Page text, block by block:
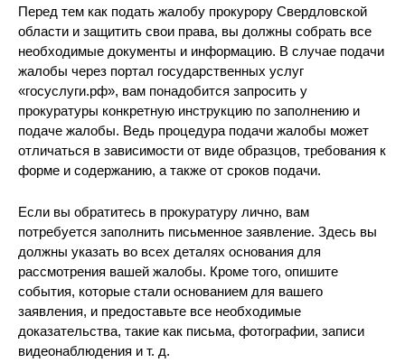
Перед тем как подать жалобу прокурору Свердловской
области и защитить свои права, вы должны собрать все
необходимые документы и информацию. В случае подачи
жалобы через портал государственных услуг
«госуслуги.рф», вам понадобится запросить у
прокуратуры конкретную инструкцию по заполнению и
подаче жалобы. Ведь процедура подачи жалобы может
отличаться в зависимости от виде образцов, требования к
форме и содержанию, а также от сроков подачи.
Если вы обратитесь в прокуратуру лично, вам
потребуется заполнить письменное заявление. Здесь вы
должны указать во всех деталях основания для
рассмотрения вашей жалобы. Кроме того, опишите
события, которые стали основанием для вашего
заявления, и предоставьте все необходимые
доказательства, такие как письма, фотографии, записи
видеонаблюдения и т. д.